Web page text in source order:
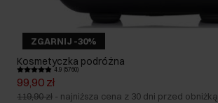
ZGARNIJ -30%
Kosmetyczka podróżna
4.9 (5760)
99,90 zł
119,90 zł - najniższa cena z 30 dni przed obniżką